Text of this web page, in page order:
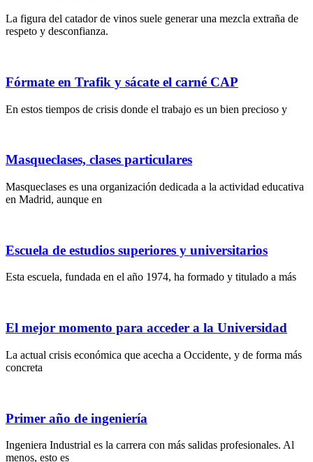
La figura del catador de vinos suele generar una mezcla extraña de
respeto y desconfianza.
Fórmate en Trafik y sácate el carné CAP
En estos tiempos de crisis donde el trabajo es un bien precioso y
Masqueclases, clases particulares
Masqueclases es una organización dedicada a la actividad educativa
en Madrid, aunque en
Escuela de estudios superiores y universitarios
Esta escuela, fundada en el año 1974, ha formado y titulado a más
El mejor momento para acceder a la Universidad
La actual crisis económica que acecha a Occidente, y de forma más
concreta
Primer año de ingeniería
Ingeniera Industrial es la carrera con más salidas profesionales. Al
menos, esto es